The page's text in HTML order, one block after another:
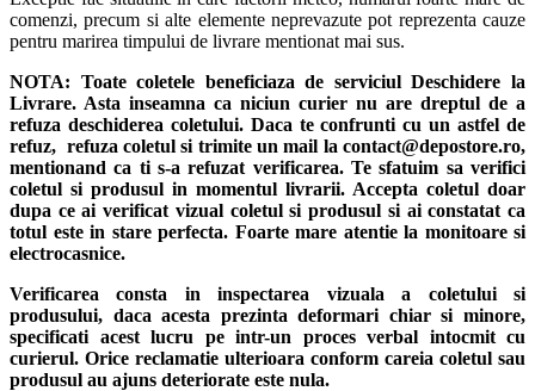
comenzi, precum si alte elemente neprevazute pot reprezenta cauze
pentru marirea timpului de livrare mentionat mai sus.
NOTA: Toate coletele beneficiaza de serviciul Deschidere la
Livrare. Asta inseamna ca niciun curier nu are dreptul de a
refuza deschiderea coletului. Daca te confrunti cu un astfel de
refuz, refuza coletul si trimite un mail la contact@depostore.ro,
mentionand ca ti s-a refuzat verificarea. Te sfatuim sa verifici
coletul si produsul in momentul livrarii. Accepta coletul doar
dupa ce ai verificat vizual coletul si produsul si ai constatat ca
totul este in stare perfecta. Foarte mare atentie la monitoare si
electrocasnice.
Verificarea consta in inspectarea vizuala a coletului si
produsului, daca acesta prezinta deformari chiar si minore,
specificati acest lucru pe intr-un proces verbal intocmit cu
curierul. Orice reclamatie ulterioara conform careia coletul sau
produsul au ajuns deteriorate este nula.